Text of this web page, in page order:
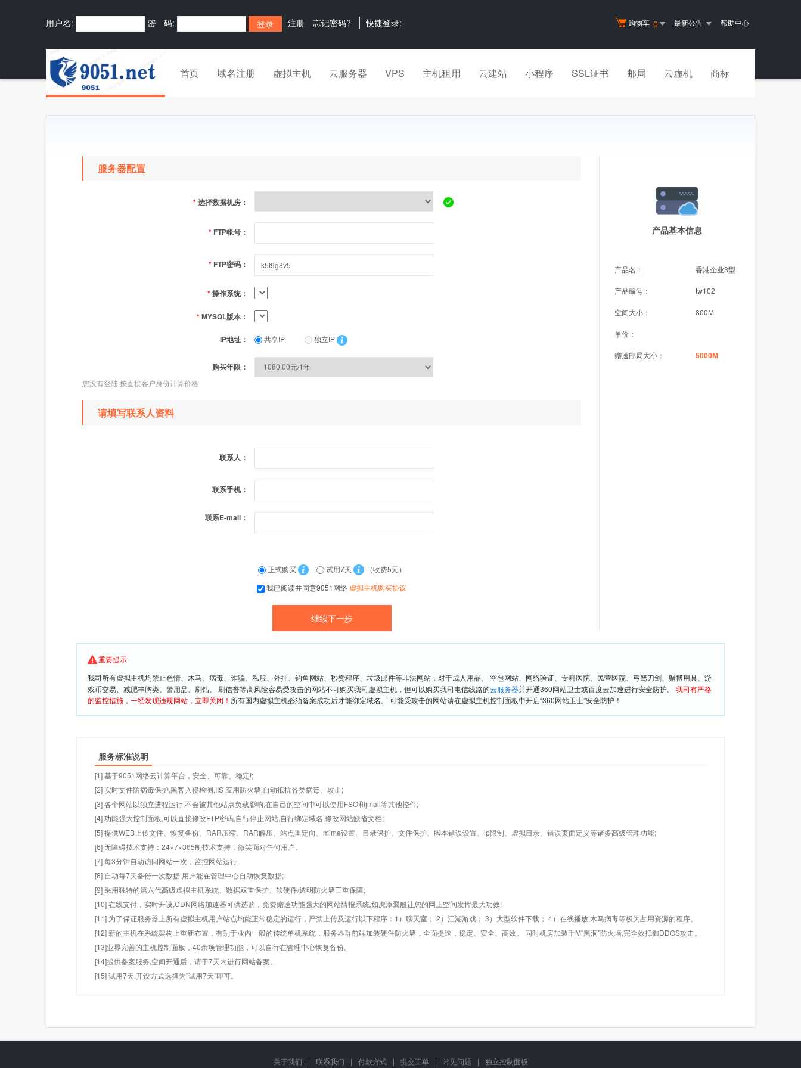
购物车 0 最新公告 帮助中心
用户名: 密 码: 注册 忘记密码? 快捷登录:
首页 域名注册 虚拟主机 云服务器 VPS 主机租用 云建站 小程序 SSL证书 邮局 云虚机 商标
产品基本信息
产品名： 香港企业3型
产品编号： tw102
空间大小： 800M
单价：
赠送邮局大小： 5000M
服务器配置
*选择数据机房：
* FTP帐号：
* FTP密码：
*操作系统：
*MYSQL版本：
IP地址： 共享IP 独立IP
购买年限：
您没有登陆,按直接客户身份计算价格
请填写联系人资料
联系人：
联系手机：
联系E-mail：
正式购买 试用7天
（收费5元）
我已阅读并同意9051网络 虚拟主机购买协议
重要提示
我司所有虚拟主机均禁止色情、木马、病毒、诈骗、私服、外挂、钓鱼网站、秒赞程序、垃圾邮件等非法网站，对于成人用品、 空包网站、网络验证、专科医院、民营医院、弓驽刀剑、赌博用具、游
戏币交易、减肥丰胸类、警用品、刷钻、 刷信誉等高风险容易受攻击的网站不可购买我司虚拟主机，但可以购买我司电信线路的云服务器并开通360网站卫士或百度云加速进行安全防护。 我司有严格
的监控措施，一经发现违规网站，立即关闭！ 所有国内虚拟主机必须备案成功后才能绑定域名。 可能受攻击的网站请在虚拟主机控制面板中开启“360网站卫士”安全防护！
服务标准说明
[1] 基于9051网络云计算平台，安全、可靠、稳定!;
[2] 实时文件防病毒保护,黑客入侵检测,IIS 应用防火墙,自动抵抗各类病毒、攻击;
[3] 各个网站以独立进程运行,不会被其他站点负载影响,在自己的空间中可以使用FSO和jmail等其他控件;
[4] 功能强大控制面板,可以直接修改FTP密码,自行停止网站,自行绑定域名,修改网站缺省文档;
[5] 提供WEB上传文件、恢复备份、RAR压缩、RAR解压、站点重定向、mime设置、目录保护、文件保护、脚本错误设置、ip限制、虚拟目录、错误页面定义等诸多高级管理功能;
[6] 无障碍技术支持：24×7×365制技术支持，微笑面对任何用户。
[7] 每3分钟自动访问网站一次，监控网站运行.
[8] 自动每7天备份一次数据,用户能在管理中心自助恢复数据;
[9] 采用独特的第六代高级虚拟主机系统、数据双重保护、软硬件/透明防火墙三重保障;
[10] 在线支付，实时开设,CDN网络加速器可供选购，免费赠送功能强大的网站情报系统,如虎添翼般让您的网上空间发挥最大功效!
[11] 为了保证服务器上所有虚拟主机用户站点均能正常稳定的运行，严禁上传及运行以下程序：1）聊天室； 2）江湖游戏； 3）大型软件下载； 4）在线播放,木马病毒等极为占用资源的程序。
[12] 新的主机在系统架构上重新布置，有别于业内一般的传统单机系统，服务器群前端加装硬件防火墙，全面提速，稳定、安全、高效。 同时机房加装千M"黑洞"防火墙,完全效抵御DDOS攻击。
[13]业界完善的主机控制面板，40余项管理功能，可以自行在管理中心恢复备份。
[14]提供备案服务,空间开通后，请于7天内进行网站备案。
[15] 试用7天.开设方式选择为"试用7天"即可。
关于我们 | 联系我们 | 付款方式 | 提交工单 | 常见问题 | 独立控制面板